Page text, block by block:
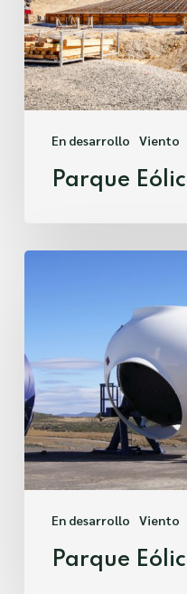
En desarrollo Viento
Parque
En desarrollo Viento
Parque
Parque